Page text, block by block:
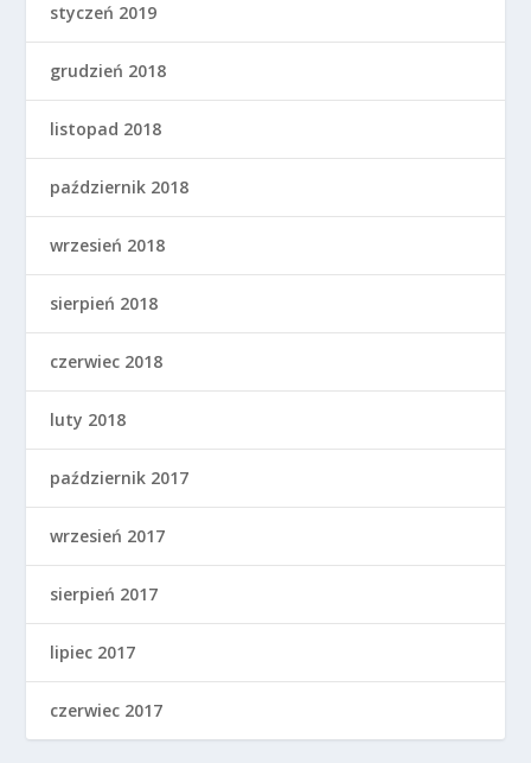
styczeń 2019
grudzień 2018
listopad 2018
październik 2018
wrzesień 2018
sierpień 2018
czerwiec 2018
luty 2018
październik 2017
wrzesień 2017
sierpień 2017
lipiec 2017
czerwiec 2017